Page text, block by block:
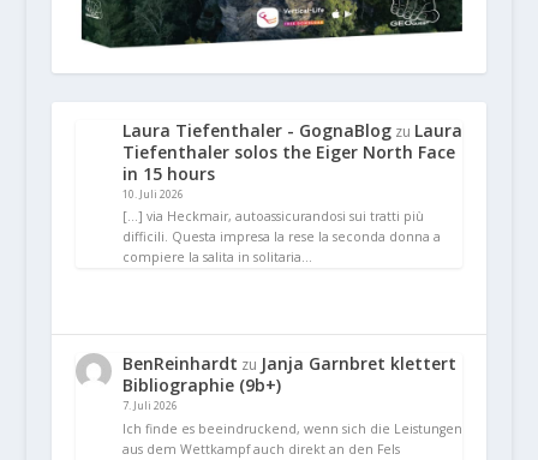
Laura Tiefenthaler - GognaBlogzu Laura
Tiefenthaler solos the Eiger North Face
in 15 hours
10. Juli 2026
[…] via Heckmair, autoassicurandosi sui tratti più
difficili. Questa impresa la rese la seconda donna a
compiere la salita in solitaria…
BenReinhardt zu Janja Garnbret klettert
Bibliographie (9b+)
7. Juli 2026
Ich finde es beeindruckend, wenn sich die Leistungen
aus dem Wettkampf auch direkt an den Fels